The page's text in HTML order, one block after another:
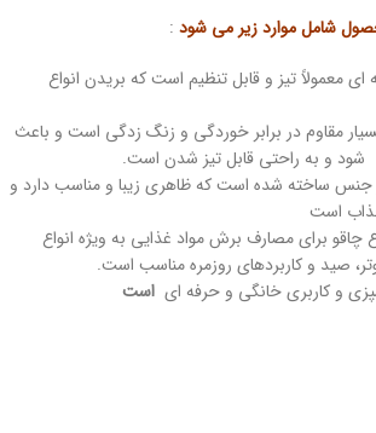
شامل موارد زیر می شود :
ای معمولاً تیز و قابل تنظیم است که بریدن انواع
مقاوم در برابر خوردگی و زنگ زدگی است و باعث
شود و به راحتی قابل تیز شدن است.
ساخته شده است که ظاهری زیبا و مناسب دارد و
است
چاقو برای مصارف برش مواد غذایی به ویژه انواع
صید و کاربردهای روزمره مناسب است.
و کاربری خانگی و حرفه ای است